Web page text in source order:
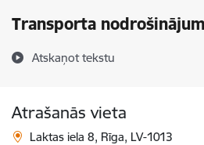
Transporta
Atskaņot tekstu
Atrašanās vieta
Laktas iela 8, Rīga, LV-1013